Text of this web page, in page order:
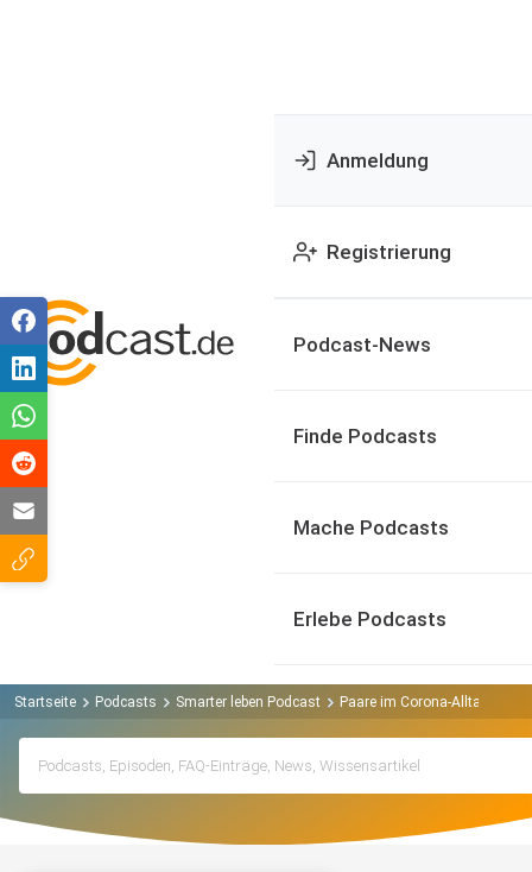
Anmeldung
Registrierung
Podcast-News
Finde Podcasts
Mache Podcasts
Erlebe Podcasts
Startseite Podcasts Smarter leben Podcast Paare im Corona-Alltag: Wie